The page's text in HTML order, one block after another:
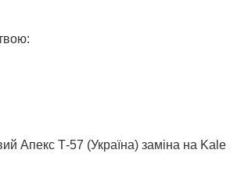
Апекс Т-57 (Україна) заміна на Kale